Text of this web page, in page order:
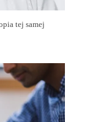
tej samej